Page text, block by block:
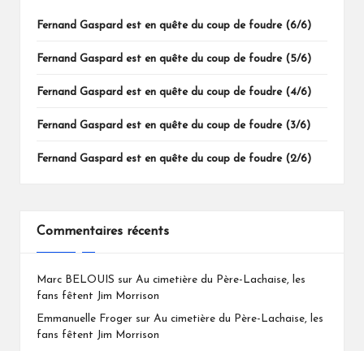
Fernand Gaspard est en quête du coup de foudre (6/6)
Fernand Gaspard est en quête du coup de foudre (5/6)
Fernand Gaspard est en quête du coup de foudre (4/6)
Fernand Gaspard est en quête du coup de foudre (3/6)
Fernand Gaspard est en quête du coup de foudre (2/6)
Commentaires récents
Marc BELOUIS sur Au cimetière du Père-Lachaise, les
fans fêtent Jim Morrison
Emmanuelle Froger sur Au cimetière du Père-Lachaise, les
fans fêtent Jim Morrison